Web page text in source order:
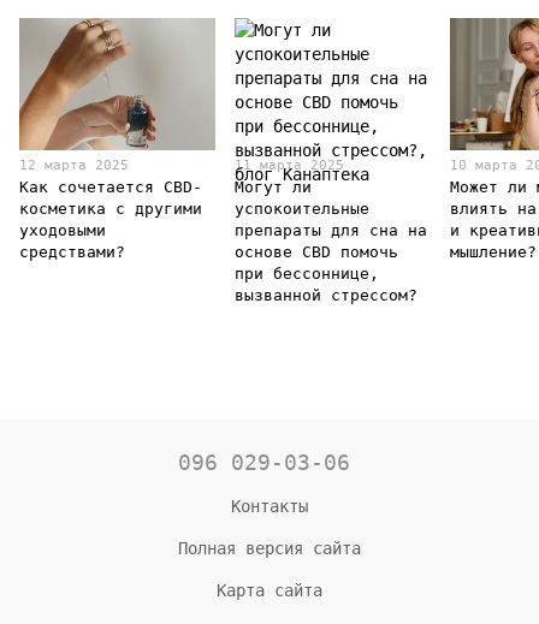
12 марта 2025
Как сочетается CBD-
косметика с другими
уходовыми
средствами?
11 марта 2025
Могут ли
успокоительные
препараты для сна на
основе CBD помочь
при бессоннице,
вызванной стрессом?
10 марта
Может ли
влиять
и
мышление?
096 029-03-06
Контакты
Полная версия сайта
Карта сайта